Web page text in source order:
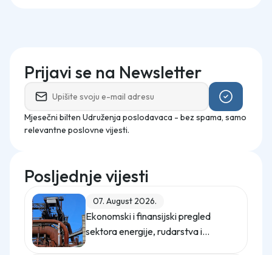
Prijavi se na Newsletter
Mjesečni bilten Udruženja poslodavaca - bez spama, samo
relevantne poslovne vijesti.
Posljednje vijesti
07. August 2026.
Ekonomski i finansijski pregled
sektora energije, rudarstva i